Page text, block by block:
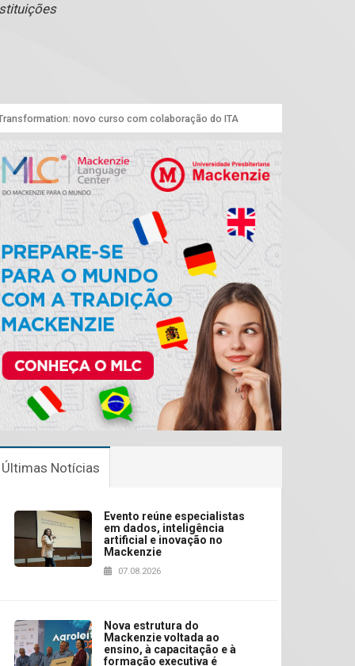
novo curso com colaboração do ITA
Últimas Notícias
Evento reúne especialistas
em dados, inteligência
artificial e inovação no
Mackenzie
07.08.2026
Nova estrutura do
Mackenzie voltada ao
ensino, à capacitação e à
formação executiva é